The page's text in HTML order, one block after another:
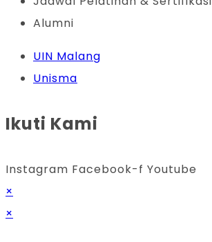
Alumni
UIN Malang
Unisma
Ikuti Kami
Instagram Facebook-f Youtube
×
×